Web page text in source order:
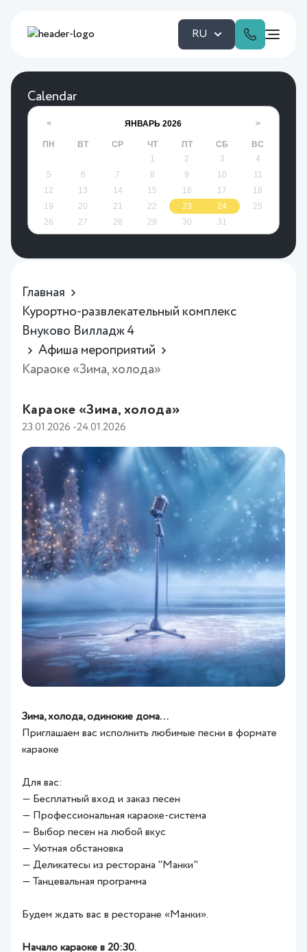
RU
Calendar
< ЯНВАРЬ 2026 >
ПН ВТ СР ЧТ ПТ СБ
ВС
1
2 3
4
5
6 7 8 9 10
11
12
13 14 15 16 17
18
19
20 21 22 23 24
25
26
27 28 29 30 31
Главная
Курортно-развлекательный комплекс
Внуково Вилладж 4
Афиша мероприятий
Караоке «Зима, холода»
Караоке «Зима, холода»
23.01.2026 -24.01.2026
Зима, холода, одинокие дома…
Приглашаем вас исполнить любимые песни в формате
караоке
Для вас:
— Бесплатный вход и заказ песен
— Профессиональная караоке-система
— Выбор песен на любой вкус
— Уютная обстановка
— Деликатесы из ресторана "Манки"
— Танцевальная программа
Будем ждать вас в ресторане «Манки».
Начало караоке в 20:30.